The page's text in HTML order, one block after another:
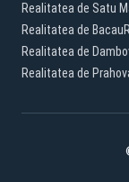
Realitatea de Satu
Realitatea de Bacau
Realitatea de
Realitatea de